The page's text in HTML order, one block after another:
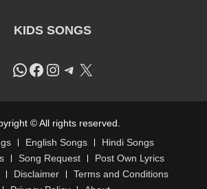
KIDS SONGS
WhatsApp
Facebook
Instagram
Telegram
X
© All rights reserved.
English Songs
Hindi Songs
Song Request
Post Own Lyrics
Disclaimer
Terms and Conditions